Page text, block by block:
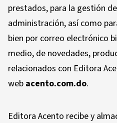
prestados, para la gestión
administración, así como
bien por correo electrónico
medio, de novedades,
relacionados con Editora
web acento.com.do.
Editora Acento recibe y